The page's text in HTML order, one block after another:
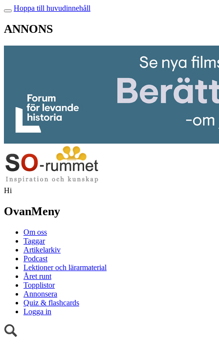
Hoppa till huvudinnehåll
ANNONS
Hi
OvanMeny
Om oss
Taggar
Artikelarkiv
Podcast
Lektioner och lärarmaterial
Året runt
Topplistor
Annonsera
Quiz & flashcards
Logga in